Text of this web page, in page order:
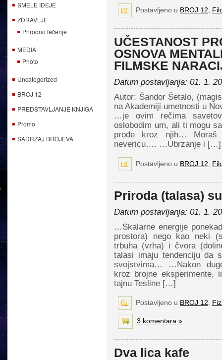
SMELE IDEJE
ZDRAVLJE
Prirodno lečenje
MEDIA
Photo
Uncategorized
BROJ 12
PREDSTAVLJANJE KNJIGA
Promo
SADRŽAJ BROJEVA
Postavljeno u BROJ 12
UČESTANOST
OSNOVA
FILMSKE
Datum postavljanja: 01. 1.
Autor: Šandor Šetalo,
na Akademiji umetnosti u
…je ovim rečima
oslobodim um, ali ti mogu
prođe kroz njih…
nevericu…. …Ubrzanje i […]
Postavljeno u BROJ 12
Priroda (talasa)
Datum postavljanja: 01. 1.
…Skalarne energije
prostora) nego kao neki
trbuha (vrha) i čvora
talasi imaju tendenciju da
svojstvima… …Nakon
kroz brojne eksperimente,
tajnu Tesline […]
Postavljeno u BROJ 12
3 komentara »
Dva lica kafe